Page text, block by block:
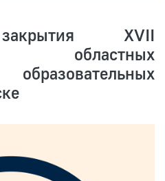
XVII
областных
образовательных